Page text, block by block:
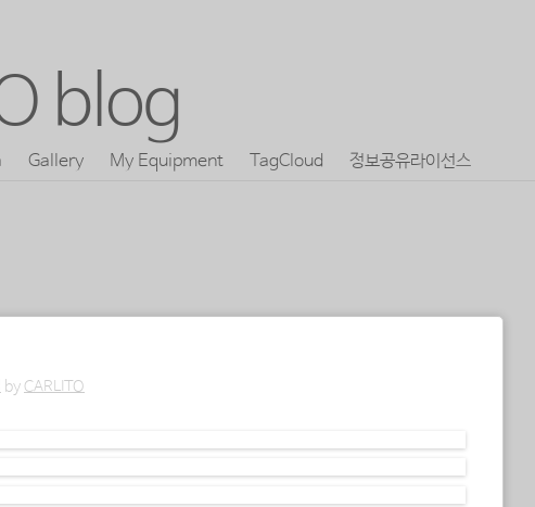
blog
Gallery My Equipment TagCloud 정보공유라이선스
by CARLITO